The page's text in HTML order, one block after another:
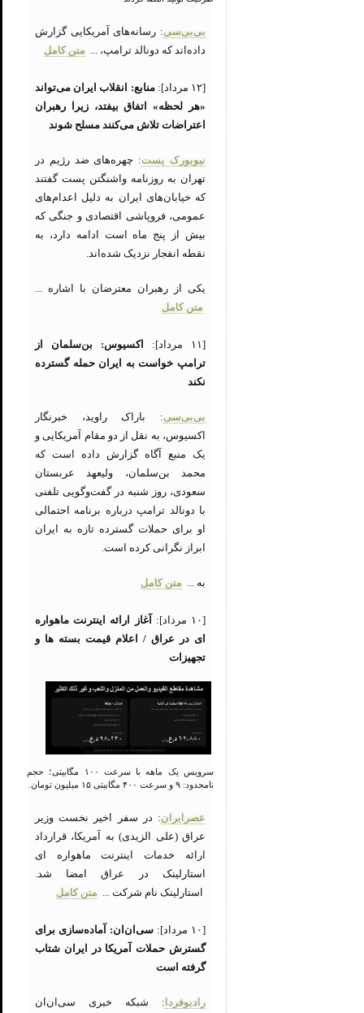
بی‌بی‌سی: رسانه‌های آمریکایی گزارش
داده‌اند که دونالد ترامپ، ... متن کامل
[۱۲ مرداد]:
منابع: انقلاب ایران می‌تواند
«هر لحظه» اتفاق بیفتد، زیرا رهبران
اعتراضات تلاش می‌کنند مسلح شوند
نیویورک پست: چهره‌های ضد رژیم در
تهران به روزنامه واشنگتن پست گفتند
که خیابان‌های ایران به دلیل اعدام‌های
عمومی، فروپاشی اقتصادی و جنگی که
بیش از پنج ماه است ادامه دارد، به
نقطه انفجار نزدیک شده‌اند.
یکی از رهبران معترضان با اشاره ...
متن کامل
[۱۱ مرداد]:
اکسیوس: بن‌سلمان از
ترامپ خواست به ایران حمله گسترده
نکند
بی‌بی‌سی: باراک راوید، خبرنگار
اکسیوس، به نقل از دو مقام آمریکایی و
یک منبع آگاه گزارش داده است که
محمد بن‌سلمان، ولیعهد عربستان
سعودی، روز شنبه در گفت‌وگویی تلفنی
با دونالد ترامپ درباره برنامه احتمالی
او برای حملات گسترده تازه به ایران
ابراز نگرانی کرده است.
به ... متن کامل
[۱۰ مرداد]:
آغاز ارائه اینترنت ماهواره
ای در عراق / اعلام قیمت بسته ها و
تجهیزات
سرویس یک ماهه با سرعت ۱۰۰ مگابیتی؛ حجم
نامحدود: ۹ و سرعت ۴۰۰ مگابیتی ۱۵ میلیون تومان.
عصرایران: در سفر اخیر نخست وزیر
عراق (علی الزیدی) به آمریکا، قرارداد
ارائه خدمات اینترنت ماهواره ای
استارلینک در عراق امضا شد.
استارلینک نام شرکت ... متن کامل
[۱۰ مرداد]:
سی‌ان‌ان: آماده‌سازی برای
گسترش حملات آمریکا در ایران شتاب
گرفته است
رادیوفردا : شبکه خبری سی‌ان‌ان